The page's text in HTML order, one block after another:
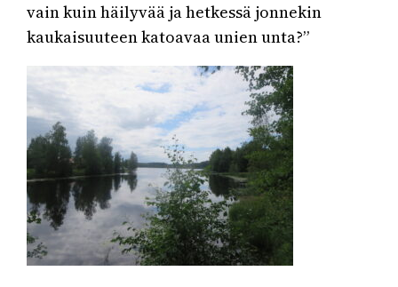
vain kuin häilyvää ja hetkessä jonnekin
kaukaisuuteen katoavaa unien unta?”